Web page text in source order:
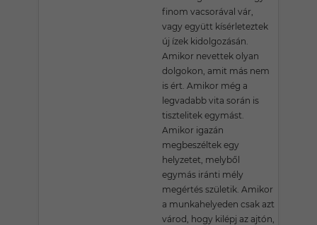
finom vacsorával vár,
vagy együtt kísérleteztek
új ízek kidolgozásán.
Amikor nevettek olyan
dolgokon, amit más nem
is ért. Amikor még a
legvadabb vita során is
tisztelitek egymást.
Amikor igazán
megbeszéltek egy
helyzetet, melyből
egymás iránti mély
megértés születik. Amikor
a munkahelyeden csak azt
várod, hogy kilépj az ajtón,